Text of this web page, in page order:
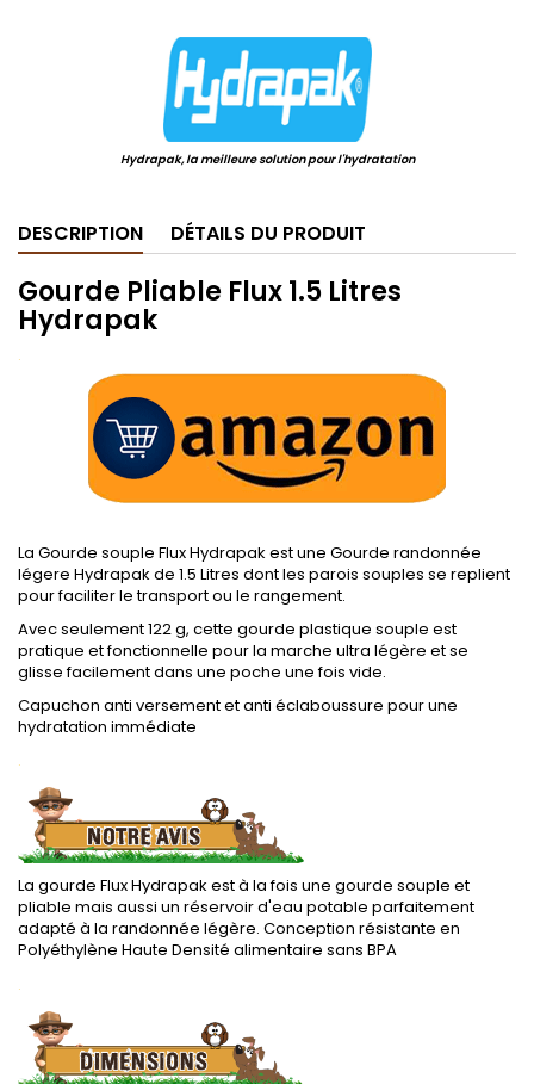
Hydrapak, la meilleure solution pour l'hydratation
DESCRIPTION DÉTAILS DU PRODUIT
Gourde Pliable Flux 1.5 Litres
Hydrapak
.
La Gourde souple Flux Hydrapak est une Gourde randonnée
légere Hydrapak de 1.5 Litres dont les parois souples se replient
pour faciliter le transport ou le rangement.
Avec seulement 122 g, cette gourde plastique souple est
pratique et fonctionnelle pour la marche ultra légère et se
glisse facilement dans une poche une fois vide.
Capuchon anti versement et anti éclaboussure pour une
hydratation immédiate
.
La gourde Flux Hydrapak est à la fois une gourde souple et
pliable mais aussi un réservoir d'eau potable parfaitement
adapté à la randonnée légère. Conception résistante en
Polyéthylène Haute Densité alimentaire sans BPA
.